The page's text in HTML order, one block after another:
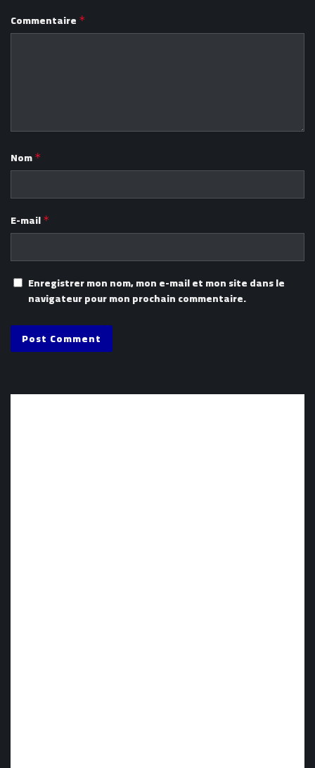
Commentaire *
Nom *
E-mail *
Enregistrer mon nom, mon e-mail et mon site dans le
navigateur pour mon prochain commentaire.